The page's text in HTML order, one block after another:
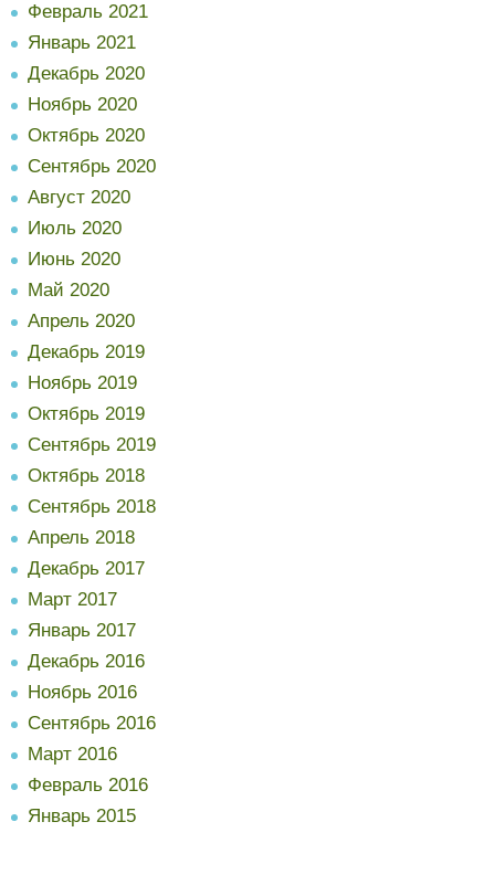
Февраль 2021
Январь 2021
Декабрь 2020
Ноябрь 2020
Октябрь 2020
Сентябрь 2020
Август 2020
Июль 2020
Июнь 2020
Май 2020
Апрель 2020
Декабрь 2019
Ноябрь 2019
Октябрь 2019
Сентябрь 2019
Октябрь 2018
Сентябрь 2018
Апрель 2018
Декабрь 2017
Март 2017
Январь 2017
Декабрь 2016
Ноябрь 2016
Сентябрь 2016
Март 2016
Февраль 2016
Январь 2015